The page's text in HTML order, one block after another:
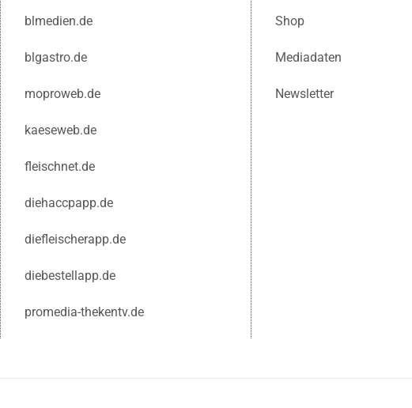
blmedien.de
blgastro.de
moproweb.de
kaeseweb.de
fleischnet.de
diehaccpapp.de
diefleischerapp.de
diebestellapp.de
promedia-thekentv.de
Shop
Mediadaten
Newsletter